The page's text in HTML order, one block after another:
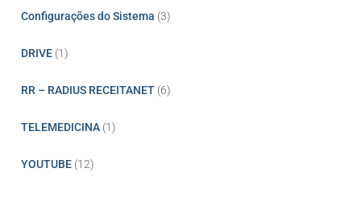
Configurações do Sistema (3)
DRIVE (1)
RR – RADIUS RECEITANET (6)
TELEMEDICINA (1)
YOUTUBE (12)